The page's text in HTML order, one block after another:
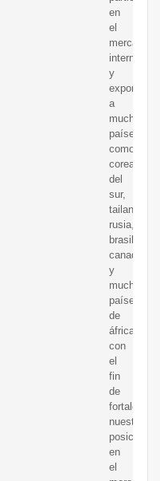
en
el
mercado
interno
y
exportar
a
muchos
países
como
corea
del
sur,
tailandia,
rusia,
brasil,
canadá
y
muchos
países
de
áfrica.
con
el
fin
de
fortalecer
nuestra
posición
en
el